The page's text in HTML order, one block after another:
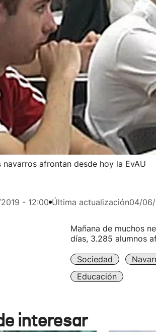
navarros afrontan desde hoy la EvAU
- 12:00 Última actualización04/
Mañana de muchos
días, 3.285 alumnos
Sociedad
Educación
interesar